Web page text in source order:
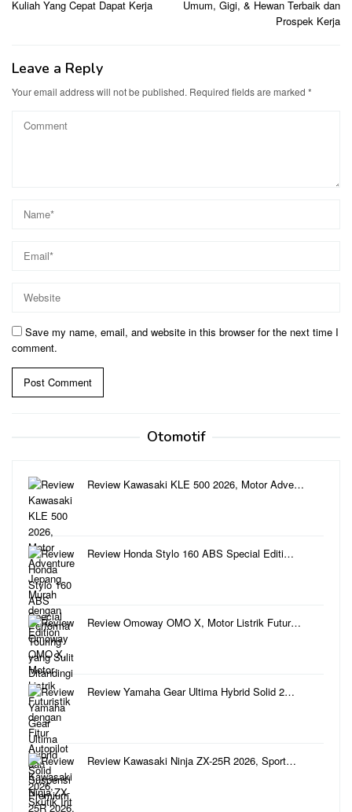
Kuliah Yang Cepat Dapat Kerja
Umum, Gigi, & Hewan Terbaik dan
Prospek Kerja
Leave a Reply
Your email address will not be published. Required fields are marked *
Save my name, email, and website in this browser for the next time I
comment.
Otomotif
Review Kawasaki KLE 500 2026, Motor Adve…
Review Honda Stylo 160 ABS Special Editi…
Review Omoway OMO X, Motor Listrik Futur…
Review Yamaha Gear Ultima Hybrid Solid 2…
Review Kawasaki Ninja ZX-25R 2026, Sport…